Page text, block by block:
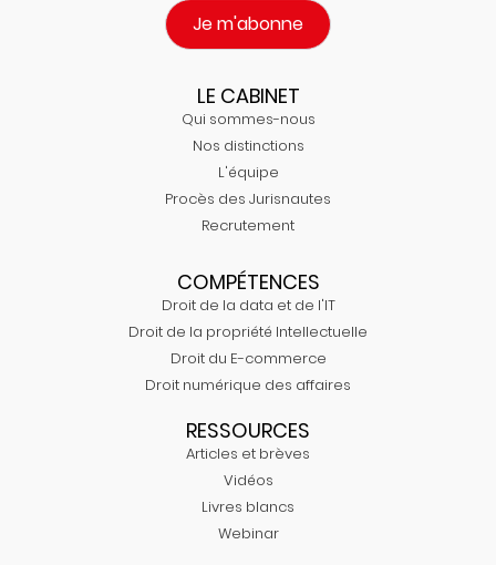
Je m'abonne
LE CABINET
Qui sommes-nous
Nos distinctions
L'équipe
Procès des Jurisnautes
Recrutement
COMPÉTENCES
Droit de la data et de l'IT
Droit de la propriété Intellectuelle
Droit du E-commerce
Droit numérique des affaires
RESSOURCES
Articles et brèves
Vidéos
Livres blancs
Webinar